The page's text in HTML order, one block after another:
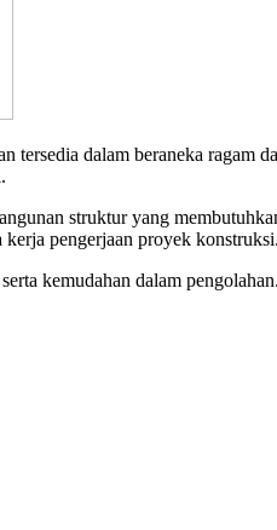
tersedia dalam beraneka ragam
struktur yang
pengerjaan proyek konstruksi.
kemudahan dalam